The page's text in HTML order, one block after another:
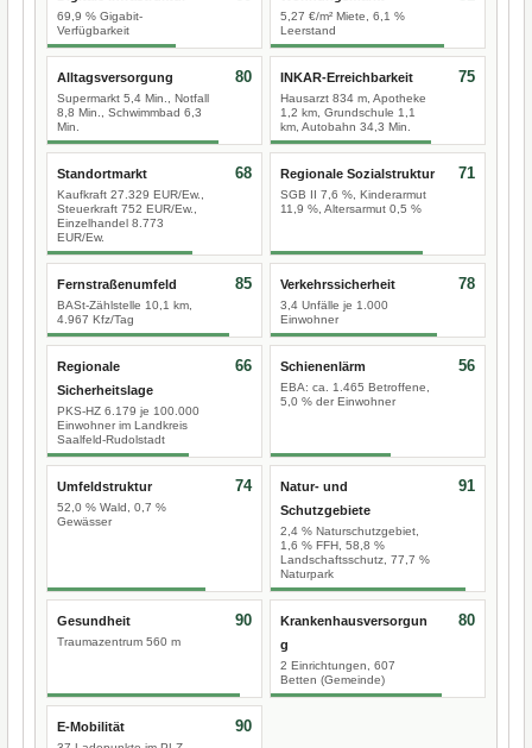
69,9 % Gigabit-
Verfügbarkeit
5,27 €/m² Miete, 6,1 %
Leerstand
Alltagsversorgung
Supermarkt 5,4 Min., Notfall
8,8 Min., Schwimmbad 6,3
Min.
80 INKAR-Erreichbarkeit
Hausarzt 834 m, Apotheke
1,2 km, Grundschule 1,1
km, Autobahn 34,3 Min.
75
Standortmarkt
Kaufkraft 27.329 EUR/Ew.,
Steuerkraft 752 EUR/Ew.,
Einzelhandel 8.773
EUR/Ew.
68 Regionale Sozialstruktur
SGB II 7,6 %, Kinderarmut
11,9 %, Altersarmut 0,5 %
71
Fernstraßenumfeld
BASt-Zählstelle 10,1 km,
4.967 Kfz/Tag
85 Verkehrssicherheit
3,4 Unfälle je 1.000
Einwohner
78
Regionale
Sicherheitslage
PKS-HZ 6.179 je 100.000
Einwohner im Landkreis
Saalfeld-Rudolstadt
66 Schienenlärm
EBA: ca. 1.465 Betroffene,
5,0 % der Einwohner
56
Umfeldstruktur
52,0 % Wald, 0,7 %
Gewässer
74
Natur- und
Schutzgebiete
2,4 % Naturschutzgebiet,
1,6 % FFH, 58,8 %
Landschaftsschutz, 77,7 %
Naturpark
91
Gesundheit
Traumazentrum 560 m
90
Krankenhausversorgun
g
2 Einrichtungen, 607
Betten (Gemeinde)
80
E-Mobilität 90